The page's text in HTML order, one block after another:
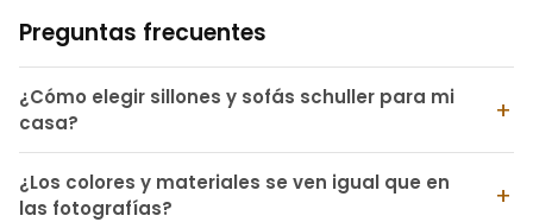
Preguntas frecuentes
¿Cómo elegir sillones y sofás schuller para mi
casa?
¿Los colores y materiales se ven igual que en
las fotografías?